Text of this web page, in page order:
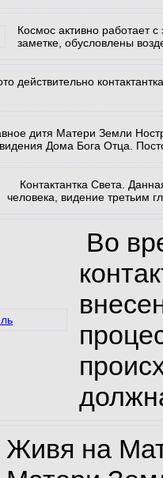
Космос активно работает
заметке, обусловлены
действительно
дитя Матери Земли
Дома Бога Отца.
Контактантка Света.
человека, видение третьим
Во
Живя на